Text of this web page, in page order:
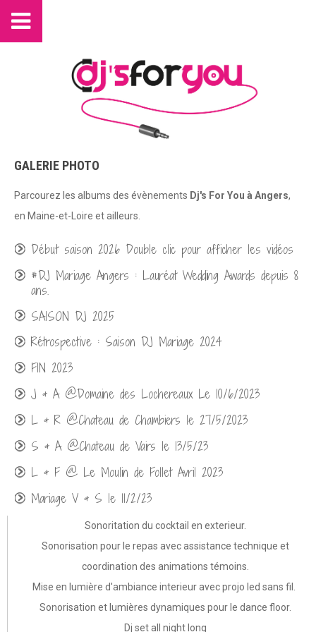
GALERIE PHOTO
Parcourez les albums des évènements Dj's For You à Angers,
en Maine-et-Loire et ailleurs.
Début saison 2026 Double clic pour afficher les vidéos
#DJ Mariage Angers : Lauréat Wedding Awards depuis 8
ans.
SAISON DJ 2025
Rétrospective : Saison DJ Mariage 2024
FIN 2023
J & A @Domaine des Lochereaux Le 10/6/2023
L & R @Chateau de Chambiers le 27/5/2023
S & A @Chateau de Vairs le 13/5/23
L & F @ Le Moulin de Follet Avril 2023
Mariage V & S le 11/2/23
Mariage @Troglodyte des Falins 11/2022
Mariage @Domaine du Bois d'Andigné 09/2022
Mariage @Domaine des Melletières 09/2022
Mariage @Chateau de Deffay 08/2022
Sonoritation du cocktail en exterieur.
Sonorisation pour le repas avec assistance technique et
coordination des animations témoins.
Mise en lumière d'ambiance interieur avec projo led sans fil.
Sonorisation et lumières dynamiques pour le dance floor.
Dj set all night long